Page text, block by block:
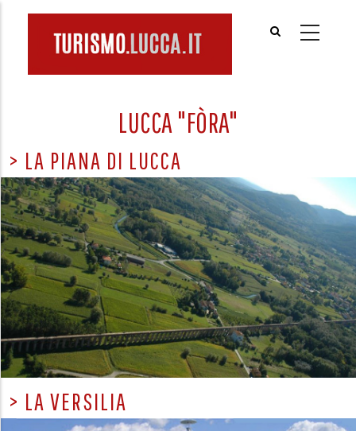
LUCCA "FÒRA"
> LA PIANA DI LUCCA
> LA VERSILIA